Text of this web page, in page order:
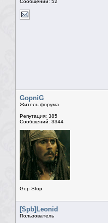
Сообщений: 52
GopniG
Житель форума
Репутация: 385
Сообщений: 3344
Gop-Stop
[Spb]Leonid
Пользователь